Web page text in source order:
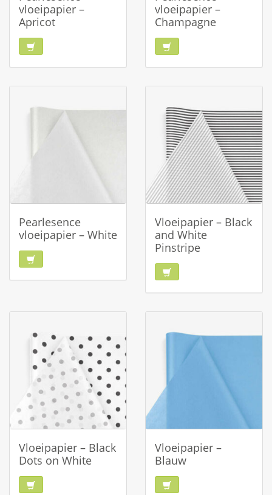
vloeipapier –
Apricot
vloeipapier –
Champagne
Pearlesence
vloeipapier – White
Vloeipapier – Black
and White
Pinstripe
Vloeipapier – Black
Dots on White
Vloeipapier –
Blauw